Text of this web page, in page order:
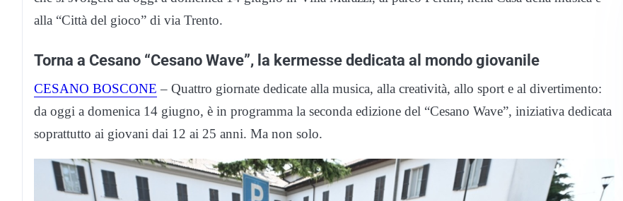
alla “Città del gioco” di via Trento.
Torna a Cesano “Cesano Wave”, la kermesse dedicata al mondo giovanile
CESANO BOSCONE – Quattro giornate dedicate alla musica, alla creatività, allo sport e al divertimento:
da oggi a domenica 14 giugno, è in programma la seconda edizione del “Cesano Wave”, iniziativa dedicata
soprattutto ai giovani dai 12 ai 25 anni. Ma non solo.